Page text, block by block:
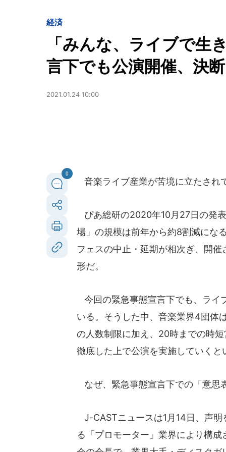
経済
「みんな、ライブで
言下でも公演開催、決
2021.01.24 10:00
0
音楽ライブ産業が苦境に立たされ
ぴあ総研の2020年10月27日の発
場」の規模は前年から約8割減にな
フェスの中止・延期が相次ぎ、開
形だ。
今回の緊急事態宣言下でも、ライ
いる。そうした中、音楽業界4団体
の人数制限に加え、20時までの時
徹底した上で公演を実施していくと
なぜ、緊急事態宣言下での「意思
J-CASTニュースは1月14日、声
る「プロモーター」業界により構